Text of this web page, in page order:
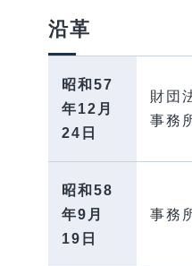
沿革
昭和57
年12月
24日
財団
事務
昭和58
年9月
19日
事務